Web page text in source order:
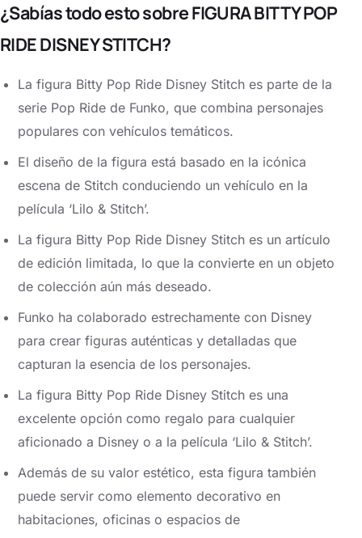
¿Sabías todo esto sobre FIGURA BITTY POP
RIDE DISNEY STITCH?
La figura Bitty Pop Ride Disney Stitch es parte de la
serie Pop Ride de Funko, que combina personajes
populares con vehículos temáticos.
El diseño de la figura está basado en la icónica
escena de Stitch conduciendo un vehículo en la
película ‘Lilo & Stitch’.
La figura Bitty Pop Ride Disney Stitch es un artículo
de edición limitada, lo que la convierte en un objeto
de colección aún más deseado.
Funko ha colaborado estrechamente con Disney
para crear figuras auténticas y detalladas que
capturan la esencia de los personajes.
La figura Bitty Pop Ride Disney Stitch es una
excelente opción como regalo para cualquier
aficionado a Disney o a la película ‘Lilo & Stitch’.
Además de su valor estético, esta figura también
puede servir como elemento decorativo en
habitaciones, oficinas o espacios de